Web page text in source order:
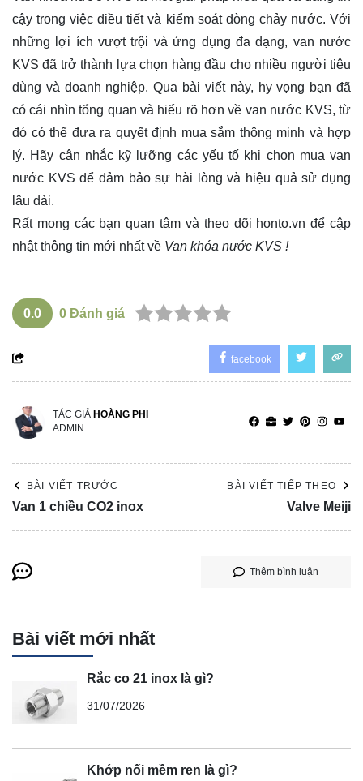
cậy trong việc điều tiết và kiểm soát dòng chảy nước. Với
những lợi ích vượt trội và ứng dụng đa dạng, van nước
KVS đã trở thành lựa chọn hàng đầu cho nhiều người tiêu
dùng và doanh nghiệp. Qua bài viết này, hy vọng bạn đã
có cái nhìn tổng quan và hiểu rõ hơn về van nước KVS, từ
đó có thể đưa ra quyết định mua sắm thông minh và hợp
lý. Hãy cân nhắc kỹ lưỡng các yếu tố khi chọn mua van
nước KVS để đảm bảo sự hài lòng và hiệu quả sử dụng
lâu dài.
Rất mong các bạn quan tâm và theo dõi honto.vn để cập
nhật thông tin mới nhất về Van khóa nước KVS !
0.0 0 Đánh giá
facebook
TÁC GIẢ HOÀNG PHI
ADMIN
BÀI VIẾT TRƯỚC
Van 1 chiều CO2 inox
BÀI VIẾT TIẾP THEO
Valve Meiji
Thêm bình luận
Bài viết mới nhất
Rắc co 21 inox là gì?
31/07/2026
Khớp nối mềm ren là gì?